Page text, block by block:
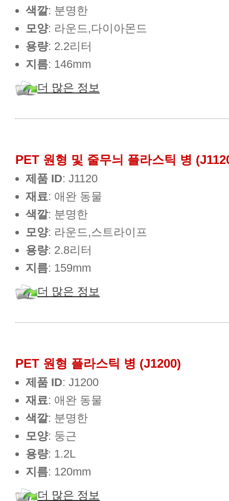
색깔: 분명한
모양: 라운드,다이아몬드
용량: 2.2리터
지름: 146mm
더 많은 정보
PET 원형 및 줄무늬 플라스틱 병
제품 ID: J1120
재료: 애완 동물
색깔: 분명한
모양: 라운드,스트라이프
용량: 2.8리터
지름: 159mm
더 많은 정보
PET 원형 플라스틱 병 (J1200)
제품 ID: J1200
재료: 애완 동물
색깔: 분명한
모양: 둥근
용량: 1.2L
지름: 120mm
더 많은 정보